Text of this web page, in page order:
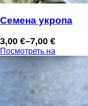
Семена укропа
3,00 €–7,00 €
Диапазон
цен:
7,00 €
Посмотреть на